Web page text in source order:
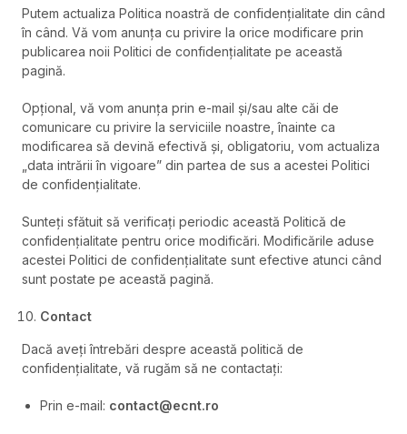
Putem actualiza Politica noastră de confidențialitate din când
în când. Vă vom anunța cu privire la orice modificare prin
publicarea noii Politici de confidențialitate pe această
pagină.
Opțional, vă vom anunța prin e-mail și/sau alte căi de
comunicare cu privire la serviciile noastre, înainte ca
modificarea să devină efectivă și, obligatoriu, vom actualiza
„data intrării în vigoare” din partea de sus a acestei Politici
de confidențialitate.
Sunteți sfătuit să verificați periodic această Politică de
confidențialitate pentru orice modificări. Modificările aduse
acestei Politici de confidențialitate sunt efective atunci când
sunt postate pe această pagină.
Contact
Dacă aveți întrebări despre această politică de
confidențialitate, vă rugăm să ne contactați:
Prin e-mail: contact@ecnt.ro